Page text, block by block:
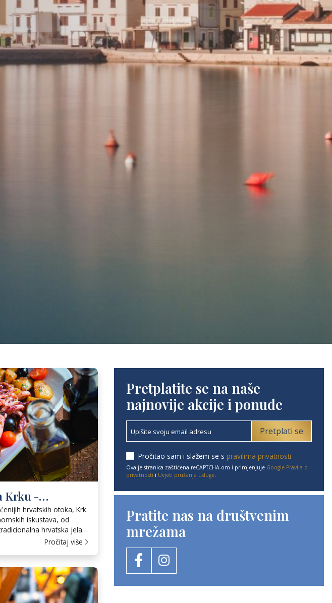
Krku -
hrvatskih otoka, Krk
iskustava, od
hrvatska jela
jela koja
Bilo da tražite najsvježiju
tjestenine ili želite kušati
Pročitaj više
Pretplatite se na naše
najnovije akcije i ponude
Pretplati se
Pročitao sam i slažem se s pravilima privatnosti
Ova je stranica zaštićena reCAPTCHA-om i primjenjuje Google Pravila o
privatnosti i Uvjeti pružanja usluge.
Pratite nas na društvenim
mrežama